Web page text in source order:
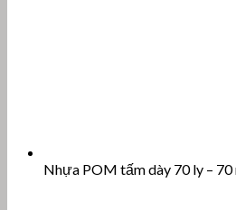
Nhựa POM tấm dày 70 ly –